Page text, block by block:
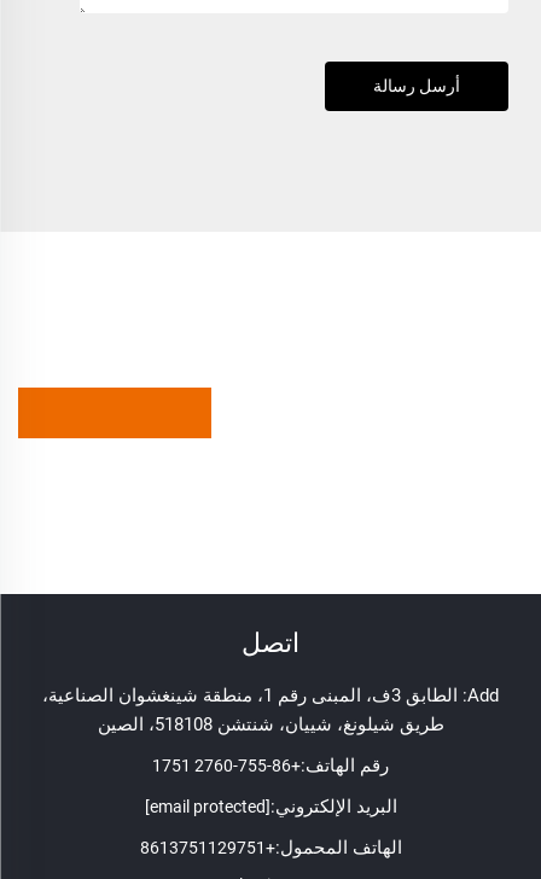
أرسل رسالة
اتصل
Add: الطابق 3ف، المبنى رقم 1، منطقة شينغشوان الصناعية،
طريق شيلونغ، شييان، شنتشن 518108، الصين
رقم الهاتف:+86-755-2760 1751
البريد الإلكتروني:[email protected]
الهاتف المحمول:+8613751129751